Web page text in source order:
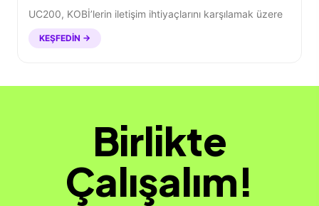
UC200, KOBİ’lerin iletişim ihtiyaçlarını karşılamak üzere
KEŞFEDIN →
Birlikte
Çalışalım!